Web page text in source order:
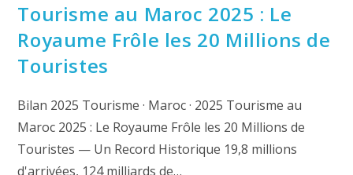
Tourisme au Maroc 2025 : Le
Royaume Frôle les 20 Millions de
Touristes
Bilan 2025 Tourisme · Maroc · 2025 Tourisme au
Maroc 2025 : Le Royaume Frôle les 20 Millions de
Touristes — Un Record Historique 19,8 millions
d'arrivées, 124 milliards de…